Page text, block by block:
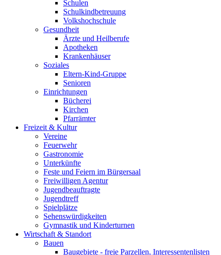
Schulen
Schulkindbetreuung
Volkshochschule
Gesundheit
Ärzte und Heilberufe
Apotheken
Krankenhäuser
Soziales
Eltern-Kind-Gruppe
Senioren
Einrichtungen
Bücherei
Kirchen
Pfarrämter
Freizeit & Kultur
Vereine
Feuerwehr
Gastronomie
Unterkünfte
Feste und Feiern im Bürgersaal
Freiwilligen Agentur
Jugendbeauftragte
Jugendtreff
Spielplätze
Sehenswürdigkeiten
Gymnastik und Kinderturnen
Wirtschaft & Standort
Bauen
Baugebiete - freie Parzellen, Interessentenlisten